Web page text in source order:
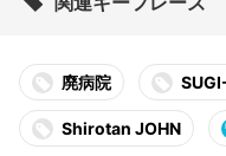
廃病院
Shirotan JOHN